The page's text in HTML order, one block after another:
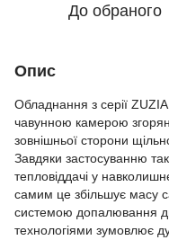
До обраного
Опис
Обладнання з серії
чавунною камерою
зовнішньої сторони
Завдяки застосуванню
тепловіддачі у
самим це збільшує масу
системою допалювання
технологіями зумовлює